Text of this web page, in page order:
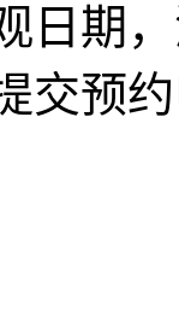
日期
交预